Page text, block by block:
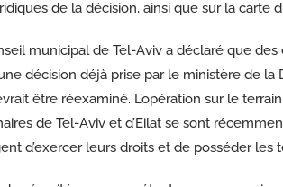
de la décision, ainsi que sur la carte
municipal de Tel-Aviv a déclaré que
décision déjà prise par le ministère de
être réexaminé. L’opération sur le
de Tel-Aviv et d’Eilat se sont
d’exercer leurs droits et de posséder les